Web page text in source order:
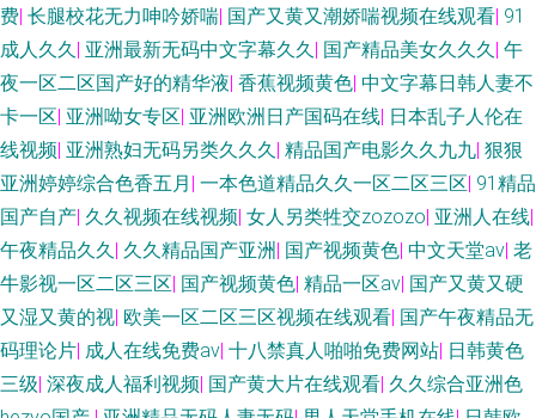
费| 长腿校花无力呻吟娇喘| 国产又黄又潮娇喘视频在线观看| 91
成人久久| 亚洲最新无码中文字幕久久| 国产精品美女久久久| 午
夜一区二区国产好的精华液| 香蕉视频黄色| 中文字幕日韩人妻不
卡一区| 亚洲呦女专区| 亚洲欧洲日产国码在线| 日本乱子人伦在
线视频| 亚洲熟妇无码另类久久久| 精品国产电影久久九九| 狠狠
亚洲婷婷综合色香五月 | 一本色道精品久久一区二区三区| 91精品
国产自产| 久久视频在线视频| 女人另类牲交zozozo| 亚洲人在线|
午夜精品久久| 久久精品国产亚洲 | 国产视频黄色| 中文天堂av| 老
牛影视一区二区三区| 国产视频黄色| 精品一区av| 国产又黄又硬
又湿又黄的视| 欧美一区二区三区视频在线观看| 国产午夜精品无
码理论片| 成人在线免费av| 十八禁真人啪啪免费网站| 日韩黄色
三级| 深夜成人福利视频| 国产黄大片在线观看| 久久综合亚洲色